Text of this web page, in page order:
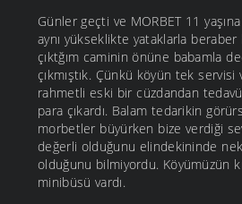
Günler geçti ve MORBET 11
aynı yükseklikte yataklarla
çıktğım caminin önüne babamla
çıkmıştık. Çünkü köyün tek servisi
rahmetli eski bir cüzdandan
para çıkardı. Balam tedarikin
morbetler büyürken bize verdiği
değerli olduğunu elindekininde
olduğunu bilmiyordu. Köyümüzün
minibüsü vardı.